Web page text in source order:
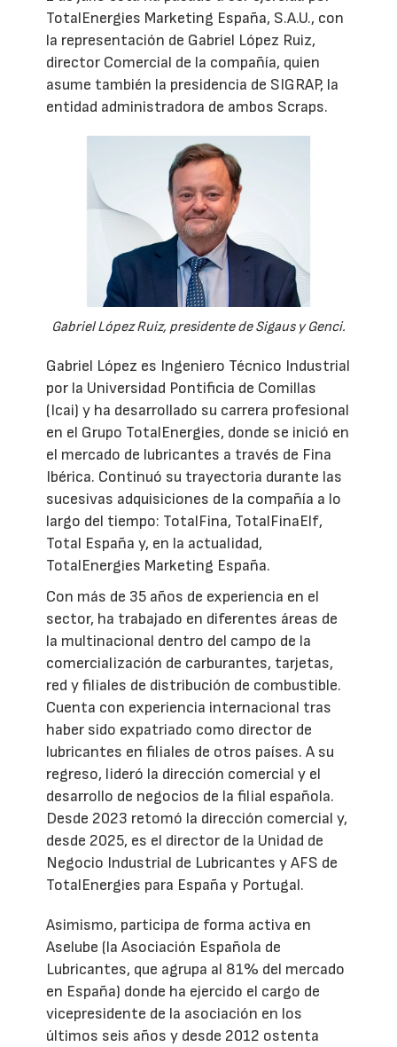
TotalEnergies Marketing España, S.A.U., con
la representación de Gabriel López Ruiz,
director Comercial de la compañía, quien
asume también la presidencia de SIGRAP, la
entidad administradora de ambos Scraps.
Gabriel López Ruiz, presidente de Sigaus y Genci.
Gabriel López es Ingeniero Técnico Industrial
por la Universidad Pontificia de Comillas
(Icai) y ha desarrollado su carrera profesional
en el Grupo TotalEnergies, donde se inició en
el mercado de lubricantes a través de Fina
Ibérica. Continuó su trayectoria durante las
sucesivas adquisiciones de la compañía a lo
largo del tiempo: TotalFina, TotalFinaElf,
Total España y, en la actualidad,
TotalEnergies Marketing España.
Con más de 35 años de experiencia en el
sector, ha trabajado en diferentes áreas de
la multinacional dentro del campo de la
comercialización de carburantes, tarjetas,
red y filiales de distribución de combustible.
Cuenta con experiencia internacional tras
haber sido expatriado como director de
lubricantes en filiales de otros países. A su
regreso, lideró la dirección comercial y el
desarrollo de negocios de la filial española.
Desde 2023 retomó la dirección comercial y,
desde 2025, es el director de la Unidad de
Negocio Industrial de Lubricantes y AFS de
TotalEnergies para España y Portugal.
Asimismo, participa de forma activa en
Aselube (la Asociación Española de
Lubricantes, que agrupa al 81% del mercado
en España) donde ha ejercido el cargo de
vicepresidente de la asociación en los
últimos seis años y desde 2012 ostenta